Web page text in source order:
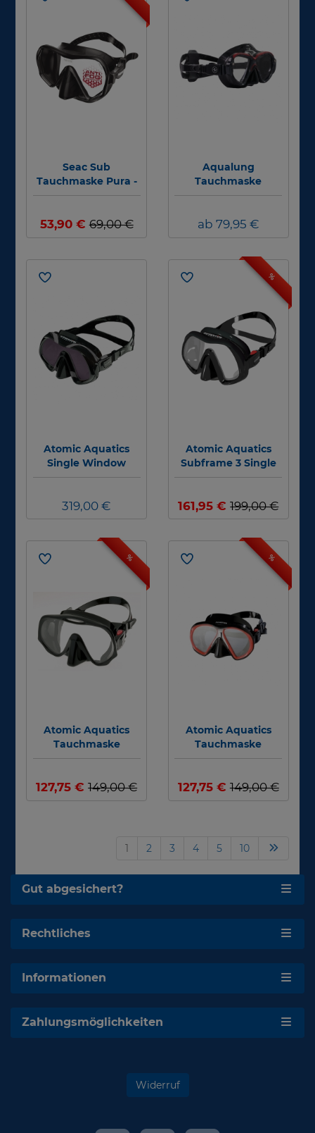
Seac Sub
Tauchmaske Pura -
antifog
53,90 €69,00 €
Aqualung
Tauchmaske
REVEAL ULTRAFIT
ab 79,95 €
Atomic Aquatics
Single Window
Subframe Mask
Tauchmaske
319,00 €
%
Atomic Aquatics
Subframe 3 Single
Window Frameless
161,95 €199,00 €
%
Atomic Aquatics
Tauchmaske
Frameless
127,75 €149,00 €
%
Atomic Aquatics
Tauchmaske
SubFrame
127,75 €149,00 €
1 2 3 4 5 10
Gut abgesichert?
Rechtliches
Informationen
Zahlungsmöglichkeiten
Widerruf